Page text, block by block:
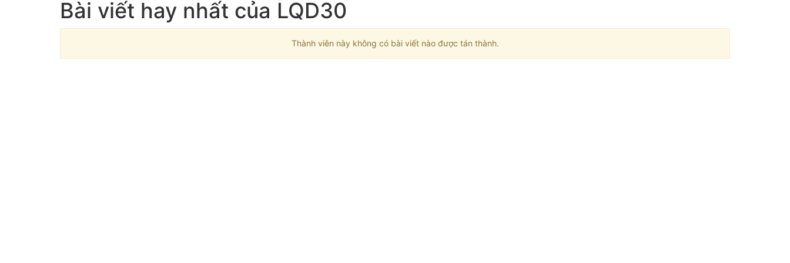
Bài viết hay nhất của LQD30
Thành viên này không có bài viết nào được tán thành.